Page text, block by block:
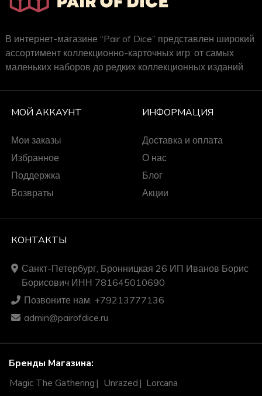
В интернет-магазине “Pair of Dice” представлен широкий
ассортимент коллекционно-карточных игр: от самых
маленьких наборов до редких коллекционных изданий.
МОЙ АККАУНТ
Мои заказы
Избранное
Поддержка
Возвраты
ИНФОРМАЦИЯ
Доставка и оплата
О нас
Блог
Акции
КОНТАКТЫ
Санкт-Петербург, Бронницкая 26 ИП Иванов Борис
Борисович ИНН 781645010690
Позвоните нам: +79213777136
admin@pairofdice.ru
Бренды Магазина:
Magic The Gathering
Unrazed Lorcana